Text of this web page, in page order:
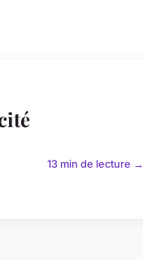
13 min de lecture →